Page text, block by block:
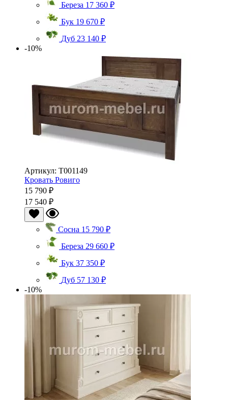
Береза 17 360 ₽
Бук 19 670 ₽
Дуб 23 140 ₽
-10%
Артикул: Т001149
Кровать Ровиго
15 790 ₽
17 540 ₽
Сосна 15 790 ₽
Береза 29 660 ₽
Бук 37 350 ₽
Дуб 57 130 ₽
-10%